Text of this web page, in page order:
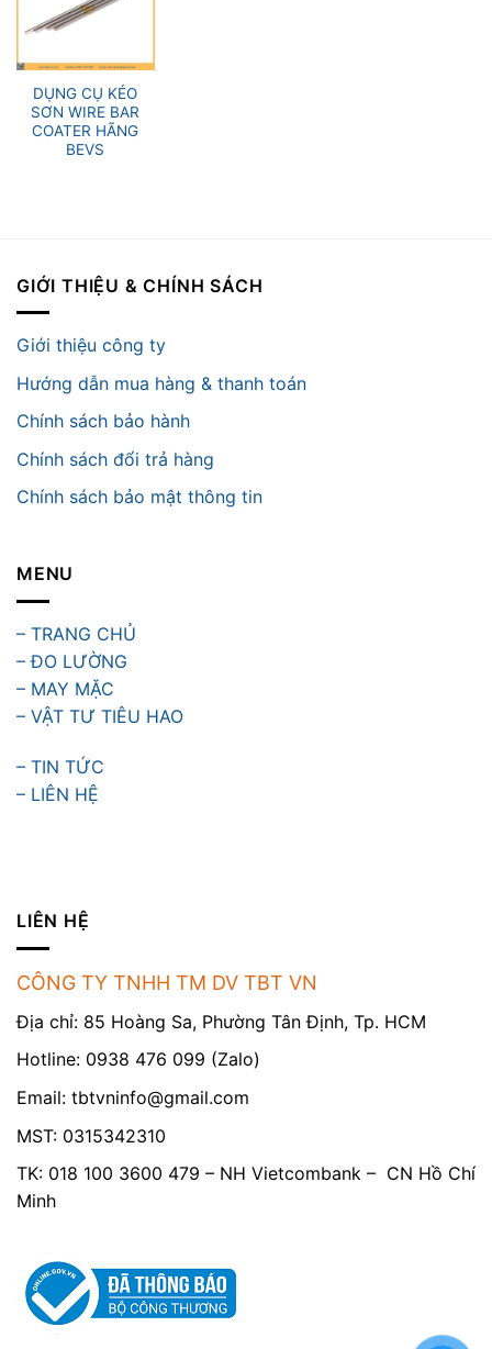
DỤNG CỤ KÉO
SƠN WIRE BAR
COATER HÃNG
BEVS
GIỚI THIỆU & CHÍNH SÁCH
Giới thiệu công ty
Hướng dẫn mua hàng & thanh toán
Chính sách bảo hành
Chính sách đổi trả hàng
Chính sách bảo mật thông tin
MENU
– TRANG CHỦ
– ĐO LƯỜNG
– MAY MẶC
– VẬT TƯ TIÊU HAO
– TIN TỨC
– LIÊN HỆ
LIÊN HỆ
CÔNG TY TNHH TM DV TBT VN
Địa chỉ: 85 Hoàng Sa, Phường Tân Định, Tp. HCM
Hotline: 0938 476 099 (Zalo)
Email: tbtvninfo@gmail.com
MST: 0315342310
TK: 018 100 3600 479 – NH Vietcombank – CN Hồ Chí
Minh